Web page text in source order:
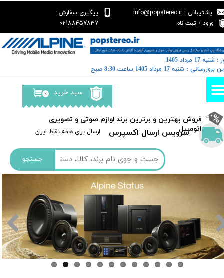
جستجو
سرویس ارسال اکسپرس ​​ارسال برای همه نقاط ایران
پشتیبانی : info@popstereo.ir
پیگیری سفارش :
02188457837
ورود / ثبت نام
حساب کاربری من
تغییر گذر واژه
سفارشات
خروج از حساب کاربری
۰ سبد خرید
​فروش بهترین و برترین برند لوازم صوتی و تصویری
اتومبیل​​​​​​​
17 مرداد 1405
: شنبه 17 مرداد 1405 ساعت 8:30 صبح